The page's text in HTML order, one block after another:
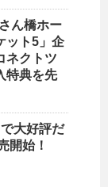
ん橋ホー
ット5」企
ネクトツ
特典を先
大好評だ
開始！